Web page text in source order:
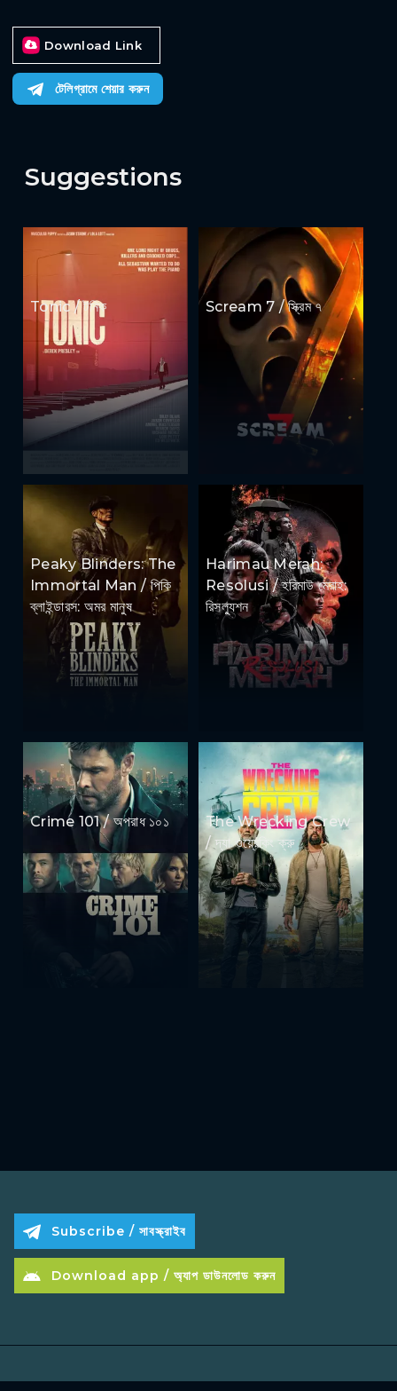
Download Link
টেলিগ্রামে শেয়ার করুন
Suggestions
Tonic / টনিক Scream 7 / স্ক্রিম ৭
Peaky Blinders: The
Immortal Man / পিকি
ব্লাইন্ডারস: অমর মানুষ
Harimau Merah:
Resolusi / হরিমাউ মেরাহ:
রিসল্যুশন
Crime 101 / অপরাধ ১০১
The Wrecking Crew
/ দ্যা ওয়্রেকিং ক্রু
Subscribe / সাবস্ক্রাইব
Download app / অ্যাপ ডাউনলোড করুন